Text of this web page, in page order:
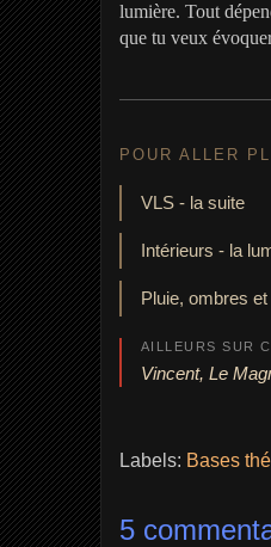
lumière. Tout
que tu veux
POUR ALLER
VLS - la suite
Intérieurs - la
Pluie, ombres
AILLEURS SUR
Vincent, Le
Labels: Bases
5